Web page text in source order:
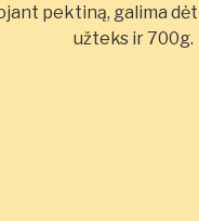
pektiną, galima
užteks ir 700g.